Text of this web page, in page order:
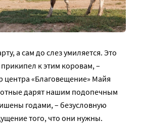
а сам до слез умиляется. Это
к этим коровам, –
центра «Благовещение» Майя
дарят нашим подопечным
годами, – безусловную
того, что они нужны.